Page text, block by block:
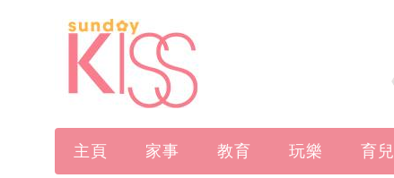
主頁 家事 教育 玩樂 育兒